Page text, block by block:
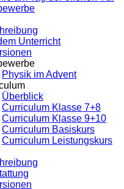
Unterricht
Physik im Advent
Überblick
Curriculum Klasse 7+8
Curriculum Klasse 9+10
Curriculum Basiskurs
Curriculum Leistungskurs